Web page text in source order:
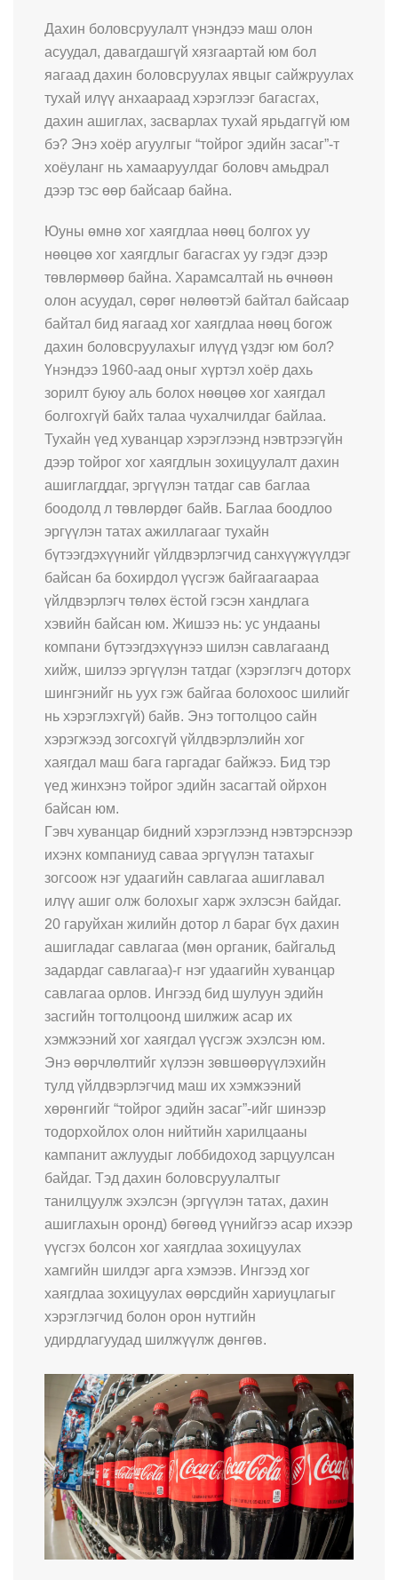
Дахин боловсруулалт үнэндээ маш олон
асуудал, давагдашгүй хязгаартай юм бол
яагаад дахин боловсруулах явцыг сайжруулах
тухай илүү анхаараад хэрэглээг багасгах,
дахин ашиглах, засварлах тухай ярьдаггүй юм
бэ? Энэ хоёр агуулгыг “тойрог эдийн засаг”-т
хоёуланг нь хамааруулдаг боловч амьдрал
дээр тэс өөр байсаар байна.
Юуны өмнө хог хаягдлаа нөөц болгох уу
нөөцөө хог хаягдлыг багасгах уу гэдэг дээр
төвлөрмөөр байна. Харамсалтай нь өчнөөн
олон асуудал, сөрөг нөлөөтэй байтал байсаар
байтал бид яагаад хог хаягдлаа нөөц богож
дахин боловсруулахыг илүүд үздэг юм бол?
Үнэндээ 1960-аад оныг хүртэл хоёр дахь
зорилт буюу аль болох нөөцөө хог хаягдал
болгохгүй байх талаа чухалчилдаг байлаа.
Тухайн үед хуванцар хэрэглээнд нэвтрээгүйн
дээр тойрог хог хаягдлын зохицуулалт дахин
ашиглагддаг, эргүүлэн татдаг сав баглаа
боодолд л төвлөрдөг байв. Баглаа боодлоо
эргүүлэн татах ажиллагааг тухайн
бүтээгдэхүүнийг үйлдвэрлэгчид санхүүжүүлдэг
байсан ба бохирдол үүсгэж байгаагаараа
үйлдвэрлэгч төлөх ёстой гэсэн хандлага
хэвийн байсан юм. Жишээ нь: ус ундааны
компани бүтээгдэхүүнээ шилэн савлагаанд
хийж, шилээ эргүүлэн татдаг (хэрэглэгч доторх
шингэнийг нь уух гэж байгаа болохоос шилийг
нь хэрэглэхгүй) байв. Энэ тогтолцоо сайн
хэрэгжээд зогсохгүй үйлдвэрлэлийн хог
хаягдал маш бага гаргадаг байжээ. Бид тэр
үед жинхэнэ тойрог эдийн засагтай ойрхон
байсан юм.
Гэвч хуванцар бидний хэрэглээнд нэвтэрснээр
ихэнх компаниуд саваа эргүүлэн татахыг
зогсоож нэг удаагийн савлагаа ашиглавал
илүү ашиг олж болохыг харж эхлэсэн байдаг.
20 гаруйхан жилийн дотор л бараг бүх дахин
ашигладаг савлагаа (мөн органик, байгальд
задардаг савлагаа)-г нэг удаагийн хуванцар
савлагаа орлов. Ингээд бид шулуун эдийн
засгийн тогтолцоонд шилжиж асар их
хэмжээний хог хаягдал үүсгэж эхэлсэн юм.
Энэ өөрчлөлтийг хүлээн зөвшөөрүүлэхийн
тулд үйлдвэрлэгчид маш их хэмжээний
хөрөнгийг “тойрог эдийн засаг”-ийг шинээр
тодорхойлох олон нийтийн харилцааны
кампанит ажлуудыг лоббидоход зарцуулсан
байдаг. Тэд дахин боловсруулалтыг
танилцуулж эхэлсэн (эргүүлэн татах, дахин
ашиглахын оронд) бөгөөд үүнийгээ асар ихээр
үүсгэх болсон хог хаягдлаа зохицуулах
хамгийн шилдэг арга хэмээв. Ингээд хог
хаягдлаа зохицуулах өөрсдийн хариуцлагыг
хэрэглэгчид болон орон нутгийн
удирдлагуудад шилжүүлж дөнгөв.